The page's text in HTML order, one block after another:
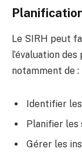
Le SIRH peut
l’évaluation
notamment de :
Identifier
Planifier les
Gérer les